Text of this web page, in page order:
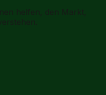
helfen, den Markt,